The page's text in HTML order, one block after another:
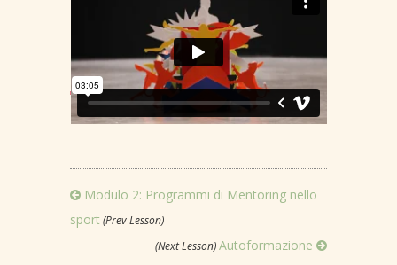
LESSON INTRO VIDEO
Modulo 2: Programmi di Mentoring nello
sport (Prev Lesson)
(Next Lesson)Autoformazione